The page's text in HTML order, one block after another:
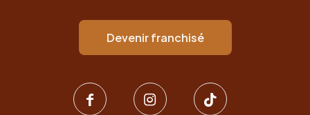
Devenir franchisé